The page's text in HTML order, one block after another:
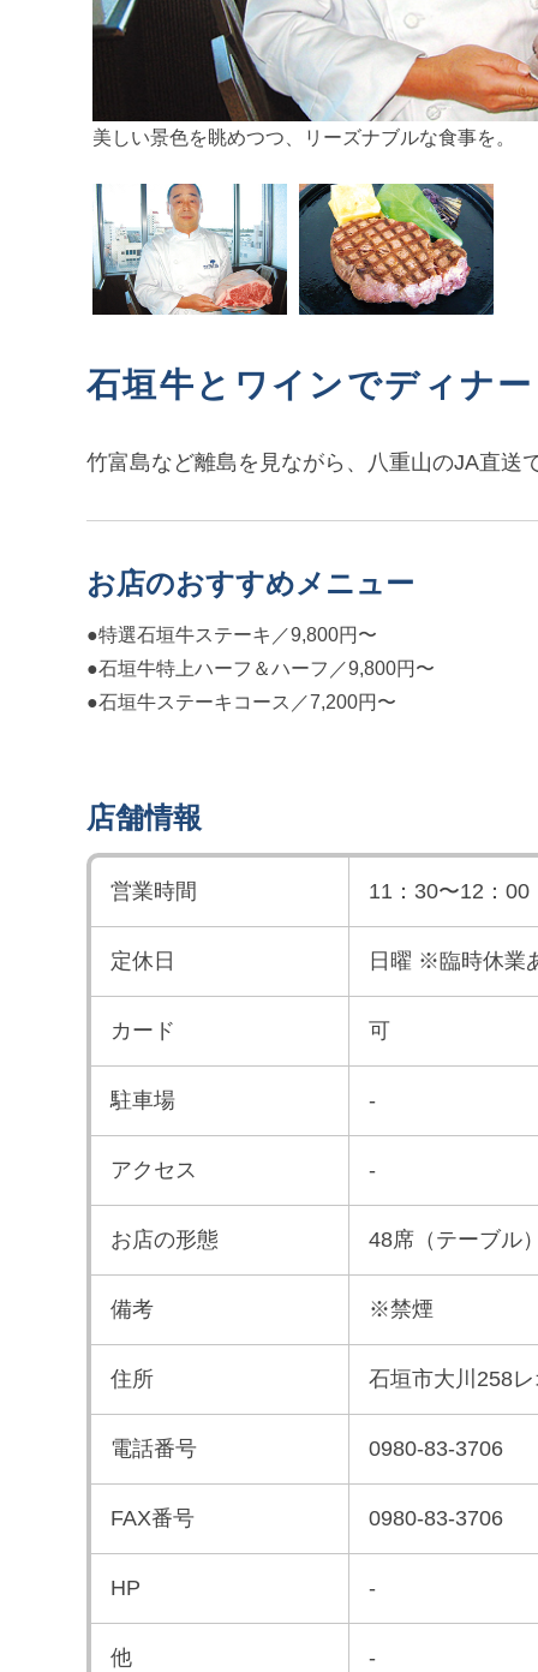
美しい景色を眺めつつ、リーズナブルな食事を。
石垣牛とワインでディナー
竹富島など離島を見ながら、八重山のJA直送
お店のおすすめメニュー
●特選石垣牛ステーキ／9,800円〜
●石垣牛特上ハーフ＆ハーフ／9,800円〜
●石垣牛ステーキコース／7,200円〜
店舗情報
営業時間 11：30〜12：
定休日 日曜 ※臨時休業
カード 可
駐車場 -
アクセス -
お店の形態 48席（テーブル
備考 ※禁煙
住所 石垣市大川258
電話番号 0980-83-3706
FAX番号 0980-83-3706
HP -
他 -